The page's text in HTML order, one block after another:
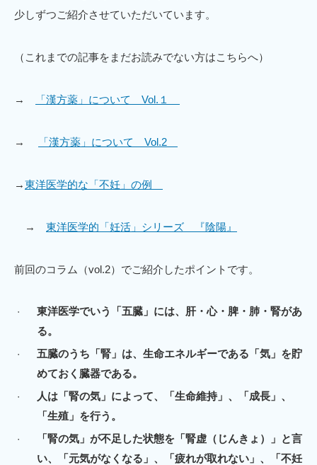
少しずつご紹介させていただいています。
（これまでの記事をまだお読みでない方はこちらへ）
→ 「漢方薬」について Vol.１
→ 「漢方薬」について Vol.2
→東洋医学的な「不妊」の例
→ 東洋医学的「妊活」シリーズ 『陰陽』
前回のコラム（vol.2）でご紹介したポイントです。
東洋医学でいう「五臓」には、肝・心・脾・肺・腎があ
る。
五臓のうち「腎」は、生命エネルギーである「気」を貯
めておく臓器である。
人は「腎の気」によって、「生命維持」、「成長」、
「生殖」を行う。
「腎の気」が不足した状態を「腎虚（じんきょ）」と言
い、「元気がなくなる」、「疲れが取れない」、「不妊